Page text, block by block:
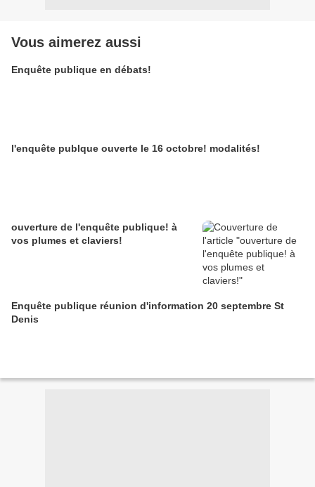
Vous aimerez aussi
Enquête publique en débats!
l'enquête publque ouverte le 16 octobre! modalités!
ouverture de l'enquête publique! à
vos plumes et claviers!
Enquête publique réunion d'information 20 septembre St
Denis